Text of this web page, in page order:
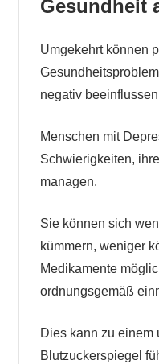
Gesundheit
Umgekehrt können
negativ
Menschen mit
Schwierigkeiten,
managen.
Sie können sich
kümmern, weniger
Medikamente
ordnungsgemäß
Dies kann zu einem
Blutzuckerspiegel